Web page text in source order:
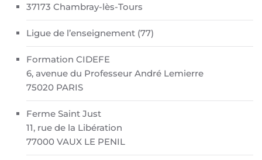
37173 Chambray-lès-Tours
Ligue de l’enseignement (77)
Formation CIDEFE
6, avenue du Professeur André Lemierre
75020 PARIS
Ferme Saint Just
11, rue de la Libération
77000 VAUX LE PENIL